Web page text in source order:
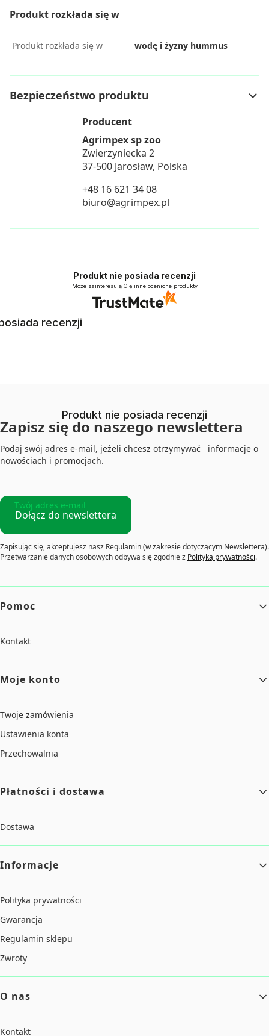
Produkt rozkłada się w
Produkt rozkłada się w wodę i żyzny hummus
Bezpieczeństwo produktu
Producent
Agrimpex sp zoo
Zwierzyniecka 2
37-500 Jarosław, Polska
+48 16 621 34 08
biuro@agrimpex.pl
Produkt nie posiada recenzji
Może zainteresują Cię inne ocenione produkty
recenzji
Produkt nie posiada recenzji
Zapisz się do naszego newslettera
Podaj swój adres e-mail, jeżeli chcesz otrzymywać informacje o
nowościach i promocjach.
Twój adres e-mail
Dołącz do newslettera
Zapisując się, akceptujesz nasz Regulamin (w zakresie dotyczącym Newslettera).
Przetwarzanie danych osobowych odbywa się zgodnie z Polityką prywatności.
Linki w stopce
Pomoc
Kontakt
Moje konto
Twoje zamówienia
Ustawienia konta
Przechowalnia
Płatności i dostawa
Dostawa
Informacje
Polityka prywatności
Gwarancja
Regulamin sklepu
Zwroty
O nas
Kontakt